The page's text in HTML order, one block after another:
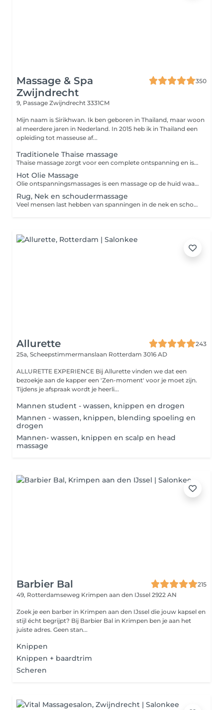
Massage & Spa
Zwijndrecht
350
9, Passage Zwijndrecht 3331CM
Mijn naam is Sirikhwan. Ik ben geboren in Thailand, maar woon
al meerdere jaren in Nederland. In 2015 heb ik in Thailand een
opleiding tot masseuse af...
Traditionele Thaise massage
Thaise massage zorgt voor een complete ontspanning en is daarmee een doeltreffend middel tegen fysieke en geestelijke spanning. Het helpt de vermoeidheid te bestrijden en geeft energie. Daarnaast is het werkzaam tegen pijnklachten zoals nek-rug-schouder en hoofdpijn, ook stimuleert het ons zenuwstelsel en verbetert het de circulatie van het bloed. Wees er op voorbereid dat een Thaise massage enigszins pijnlijk kan zijn. Denken sommige mensen dat ook seksuele handelingen onderdeel zijn van de Thaise massage? Dat is absoluut NIET waar, Onze Thaise massages worden uitsluitend uitgevoerd door professionele en gediplomeerde medewerkers.
Hot Olie Massage
Olie ontspanningsmassages is een massage op de huid waarbij een warme olie, wordt gebruikt. De huid en spieren ontspannen zich door middel van zachte tot harde handelingen zoals strijken en kneden. Deze massage stimuleert de doorbloeding van de weefsels, voert de afvalstoffen af en verbetert de spierfunctie. De stofwisseling van de spieren vermindert harde, gespannen en pijnlijke spieren . Tevens is het goed als u hoofdpijn heeft en vermindert stress. De ademhaling wordt regelmatiger en de hartslag rustiger.
Rug, Nek en schoudermassage
Veel mensen last hebben van spanningen in de nek en schouders of hebben last van rugklachten, met een rug nek en schoudermassage zorg u ervoor dat de spieren ontspannen; botten, pezen en weefsels flexibel blijven en lichamelijk pijn vermindert. Ook hoofdpijnklachten die vaak het gevolg zijn van aanspanning van de spieren in de schouders en nek kunnen met deze massage verholpen worden.
Allurette
243
25a, Scheepstimmermanslaan Rotterdam 3016 AD
ALLURETTE EXPERIENCE Bij Allurette vinden we dat een
bezoekje aan de kapper een 'Zen-moment' voor je moet zijn.
Tijdens je afspraak wordt je heerli...
Mannen student - wassen, knippen en drogen
Mannen - wassen, knippen, blending spoeling en
drogen
Mannen- wassen, knippen en scalp en head
massage
Barbier Bal
215
49, Rotterdamseweg Krimpen aan den IJssel 2922 AN
Zoek je een barber in Krimpen aan den IJssel die jouw kapsel en
stijl écht begrijpt? Bij Barbier Bal in Krimpen ben je aan het
juiste adres. Geen stan...
Knippen
Knippen + baardtrim
Scheren